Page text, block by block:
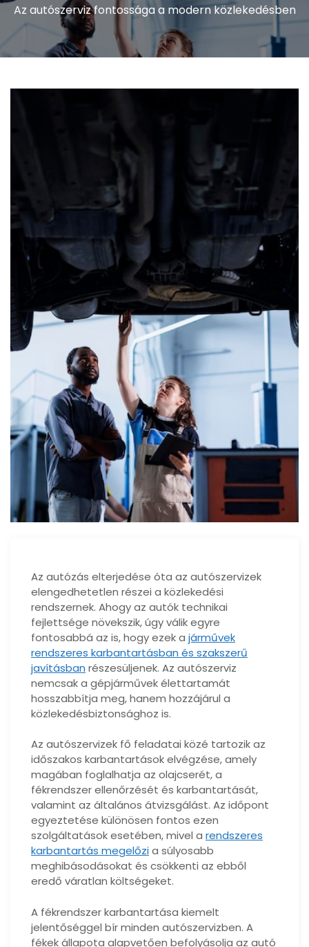
Az autószerviz fontossága a modern közlekedésben
Az autózás elterjedése óta az autószervizek
elengedhetetlen részei a közlekedési
rendszernek. Ahogy az autók technikai
fejlettsége növekszik, úgy válik egyre
fontosabbá az is, hogy ezek a járművek
rendszeres karbantartásban és szakszerű
javításban részesüljenek. Az autószerviz
nemcsak a gépjárművek élettartamát
hosszabbítja meg, hanem hozzájárul a
közlekedésbiztonsághoz is.
Az autószervizek fő feladatai közé tartozik az
időszakos karbantartások elvégzése, amely
magában foglalhatja az olajcserét, a
fékrendszer ellenőrzését és karbantartását,
valamint az általános átvizsgálást. Az időpont
egyeztetése különösen fontos ezen
szolgáltatások esetében, mivel a rendszeres
karbantartás megelőzia súlyosabb
meghibásodásokat és csökkenti az ebből
eredő váratlan költségeket.
A fékrendszer karbantartása kiemelt
jelentőséggel bír minden autószervizben. A
fékek állapota alapvetően befolyásolja az autó